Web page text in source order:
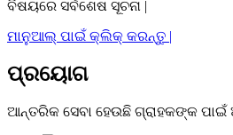
ବିଷୟରେ ସର୍ବଶେଷ ସୂଚନା |
ମାନୁଆଲ୍ ପାଇଁ କ୍ଲିକ୍ କରନ୍ତୁ |
ପ୍ରୟୋଗ
ଆନ୍ତରିକ ସେବା ହେଉଛି ଗ୍ରାହକଙ୍କ